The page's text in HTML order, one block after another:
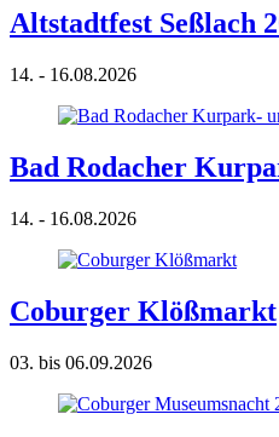
Altstadtfest Seßlach
14. - 16.08.2026
Bad Rodacher
14. - 16.08.2026
Coburger Klößmarkt
03. bis 06.09.2026